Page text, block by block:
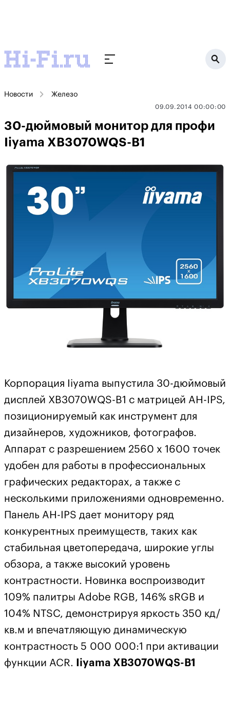
Новости Железо
09.09.2014 00:00:00
30-дюймовый монитор для профи
Iiyama XB3070WQS-B1
Корпорация Iiyama выпустила 30-дюймовый
дисплей XB3070WQS-B1 с матрицей AH-IPS,
позиционируемый как инструмент для
дизайнеров, художников, фотографов.
Аппарат с разрешением 2560 х 1600 точек
удобен для работы в профессиональных
графических редакторах, а также с
несколькими приложениями одновременно.
Панель AH-IPS дает монитору ряд
конкурентных преимуществ, таких как
стабильная цветопередача, широкие углы
обзора, а также высокий уровень
контрастности. Новинка воспроизводит
109% палитры Adobe RGB, 146% sRGB и
104% NTSC, демонстрируя яркость 350 кд/
кв.м и впечатляющую динамическую
контрастность 5 000 000:1 при активации
функции ACR.
Iiyama XB3070WQS-B1